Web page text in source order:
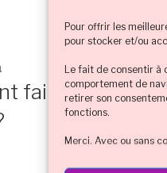
Pour offrir les
pour stocker et/ou
Le fait de consentir à
comportement de
retirer son
fonctions.
Merci. Avec ou sans
faire un